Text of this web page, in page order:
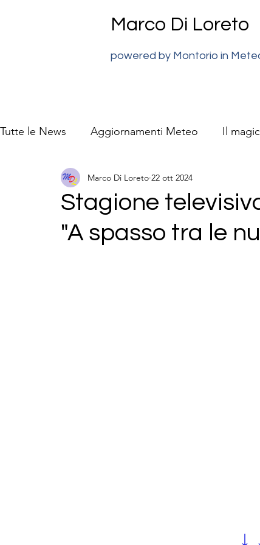
Marco Di Loreto
powered by Montorio in
Tutte le News Aggiornamenti Meteo Il
previsioni meteo Super J La natura video
Stagione
"A spasso tra le
Marco Di Loreto 22 ott 2024
↓